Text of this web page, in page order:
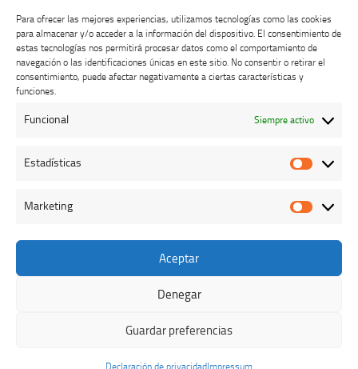
Para ofrecer las mejores experiencias, utilizamos tecnologías como las cookies
para almacenar y/o acceder a la información del dispositivo. El consentimiento de
estas tecnologías nos permitirá procesar datos como el comportamiento de
navegación o las identificaciones únicas en este sitio. No consentir o retirar el
consentimiento, puede afectar negativamente a ciertas características y
funciones.
Funcional Siempre activo
Estadísticas
Marketing
Aceptar
Denegar
Guardar preferencias
Declaración de privacidad Impressum
Buzón de dudas, quejas y sugerencias
Colegio Oficial de Veterinarios de Cáceres © 2026. Todos los
- Diseñado con el